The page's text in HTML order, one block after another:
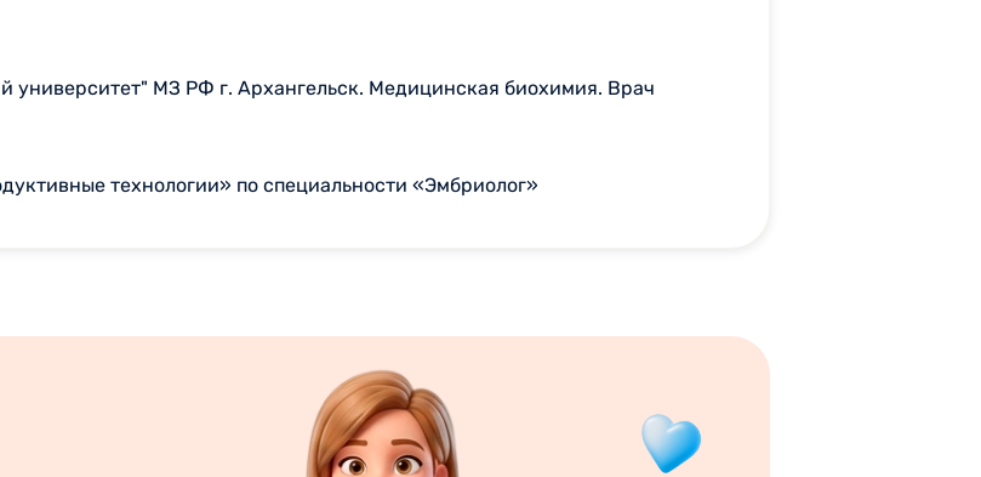
МЗ РФ г. Архангельск. Медицинская биохимия. Врач
технологии» по специальности «Эмбриолог»